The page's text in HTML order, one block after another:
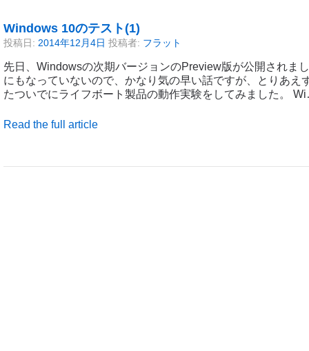
Windows 10のテスト(1)
投稿日: 2014年12月4日 投稿者: フラット
先日、Windowsの次期バージョンのPreview版が公開されま
にもなっていないので、かなり気の早い話ですが、とりあえ
たついでにライフボート製品の動作実験をしてみました。
Read the full article